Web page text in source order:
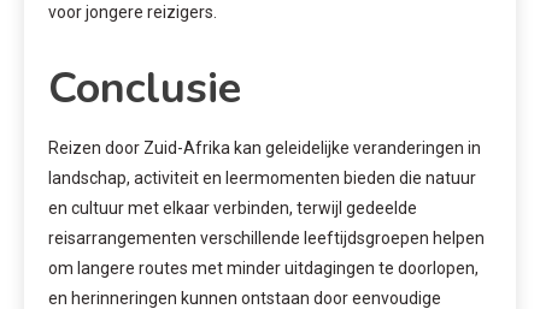
voor jongere reizigers.
Conclusie
Reizen door Zuid-Afrika kan geleidelijke veranderingen in
landschap, activiteit en leermomenten bieden die natuur
en cultuur met elkaar verbinden, terwijl gedeelde
reisarrangementen verschillende leeftijdsgroepen helpen
om langere routes met minder uitdagingen te doorlopen,
en herinneringen kunnen ontstaan door eenvoudige